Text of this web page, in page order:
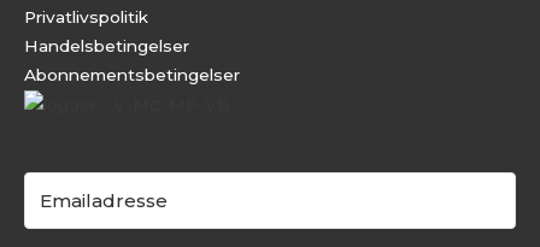
Privatlivspolitik
Handelsbetingelser
Abonnementsbetingelser